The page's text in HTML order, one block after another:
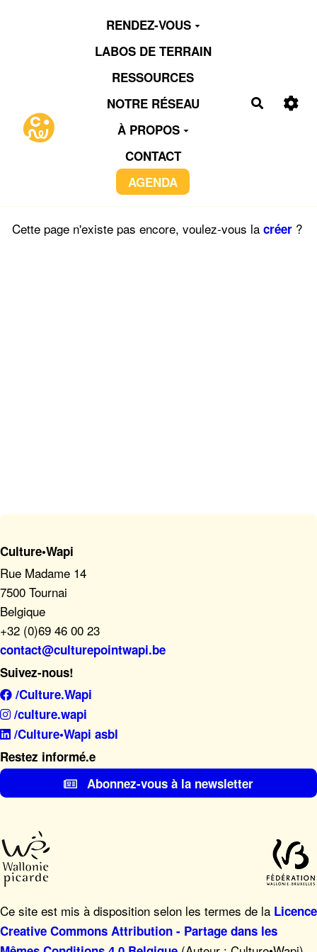
Aller au contenu principal
RENDEZ-VOUS
LABOS DE TERRAIN
RESSOURCES
NOTRE RÉSEAU
À PROPOS
CONTACT
AGENDA
Cette page n'existe pas encore, voulez-vous la créer ?
Culture•Wapi
Rue Madame 14
7500 Tournai
Belgique
+32 (0)69 46 00 23
contact@culturepointwapi.be
Suivez-nous!
/Culture.Wapi
/culture.wapi
/Culture•Wapi asbl
Restez informé.e
Abonnez-vous à la newsletter
Ce site est mis à disposition selon les termes de la Licence
Creative Commons Attribution - Partage dans les